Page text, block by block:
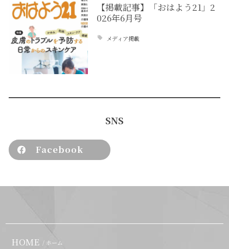
【掲載記事】「おはよう21」2
026年6月号
メディア掲載
SNS
Facebook
HOME / ホーム